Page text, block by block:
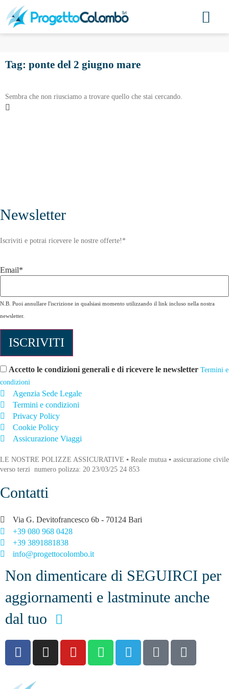
Tag: ponte del 2 giugno mare
Sembra che non riusciamo a trovare quello che stai cercando.
Contatti
Via G. Devitofrancesco 6b - 70124 Bari
+39 080 968 0428
+39 3891881838
info@progettocolombo.it
Agenzia Sede Legale
Termini e condizioni
Privacy Policy
Cookie Policy
Assicurazione Viaggi
LE NOSTRE POLIZZE ASSICURATIVE ▪ Reale mutua ▪ assicurazione civile
verso terzi numero polizza: 20 23/03/25 24 853
Newsletter
Iscriviti e potrai ricevere le nostre offerte! *
Email*
N.B. Puoi annullare l'iscrizione in qualsiasi momento utilizzando il link incluso nella nostra
newsletter.
Accetto le condizioni generali e di ricevere le newsletter Termini e
condizioni
Non dimenticare di SEGUIRCI per
aggiornamenti e lastminute anche
dal tuo